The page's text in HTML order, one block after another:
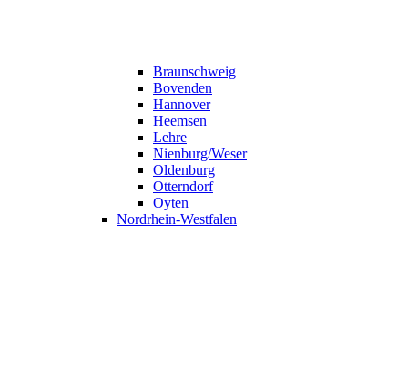
Braunschweig
Bovenden
Hannover
Heemsen
Lehre
Nienburg/Weser
Oldenburg
Otterndorf
Oyten
Nordrhein-Westfalen